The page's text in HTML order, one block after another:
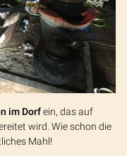
im Dorfein, das auf
wird. Wie schon die
Mahl!